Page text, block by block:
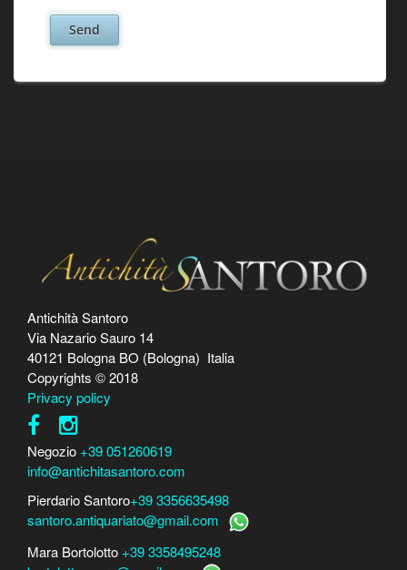
Antichità Santoro
Via Nazario Sauro 14
40121 Bologna BO (Bologna) Italia
Copyrights © 2018
Privacy policy
Negozio +39 051260619
info@antichitasantoro.com
Pierdario Santoro+39 3356635498
santoro.antiquariato@gmail.com
Mara Bortolotto +39 3358495248